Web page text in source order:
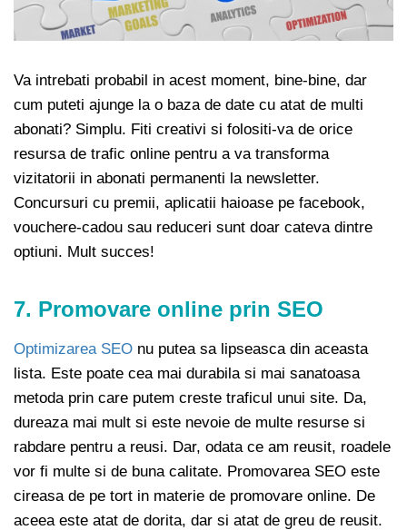
Va intrebati probabil in acest moment, bine-bine, dar
cum puteti ajunge la o baza de date cu atat de multi
abonati? Simplu. Fiti creativi si folositi-va de orice
resursa de trafic online pentru a va transforma
vizitatorii in abonati permanenti la newsletter.
Concursuri cu premii, aplicatii haioase pe facebook,
vouchere-cadou sau reduceri sunt doar cateva dintre
optiuni. Mult succes!
7. Promovare online prin SEO
Optimizarea SEO nu putea sa lipseasca din aceasta
lista. Este poate cea mai durabila si mai sanatoasa
metoda prin care putem creste traficul unui site. Da,
dureaza mai mult si este nevoie de multe resurse si
rabdare pentru a reusi. Dar, odata ce am reusit, roadele
vor fi multe si de buna calitate. Promovarea SEO este
cireasa de pe tort in materie de promovare online. De
aceea este atat de dorita, dar si atat de greu de reusit.